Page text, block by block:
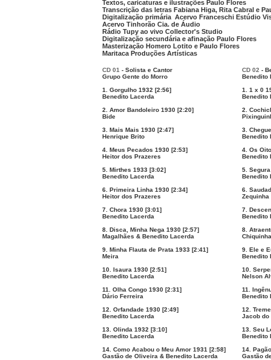
Textos, caricaturas e ilustrações Paulo Flores
Transcrição das letras Fabiana Higa, Rita Cabral e
Digitalização primária Acervo Franceschi Estúdio
Acervo Tinhorão Cia. de Áudio
Rádio Tupy ao vivo Collector's Studio
Digitalização secundária e afinação Paulo Flores
Masterização Homero Lotito e Paulo Flores
Maritaca Produções Artísticas
CD 01 - Solista e Cantor
Grupo Gente do Morro
1. Gorgulho 1932 [2:56]
Benedito Lacerda
2. Amor Bandoleiro 1930 [2:20]
Bide
3. Mais Mais 1930 [2:47]
Henrique Brito
4. Meus Pecados 1930 [2:53]
Heitor dos Prazeres
5. Mirthes 1933 [3:02]
Benedito Lacerda
6. Primeira Linha 1930 [2:34]
Heitor dos Prazeres
7. Chora 1930 [3:01]
Benedito Lacerda
8. Disca, Minha Nega 1930 [2:57]
Magalhães & Benedito Lacerda
9. Minha Flauta de Prata 1933 [2:41]
Meira
10. Isaura 1930 [2:51]
Benedito Lacerda
11. Olha Congo 1930 [2:31]
Dário Ferreira
12. Orfandade 1930 [2:49]
Benedito Lacerda
13. Olinda 1932 [3:10]
Benedito Lacerda
14. Como Acabou o Meu Amor 1931 [2:58]
Gastão de Oliveira & Benedito Lacerda
CD 02 -
Benedito
1. 1 x 0
Benedito
2.
3.
Benedito
4. Os
Benedito
5.
Benedito
6.
Zequinha
7.
Benedito
8.
9. Ele e
Benedito
10.
Nelson
11.
Benedito
12.
Jacob do
13. Seu
Benedito
14.
Gastão